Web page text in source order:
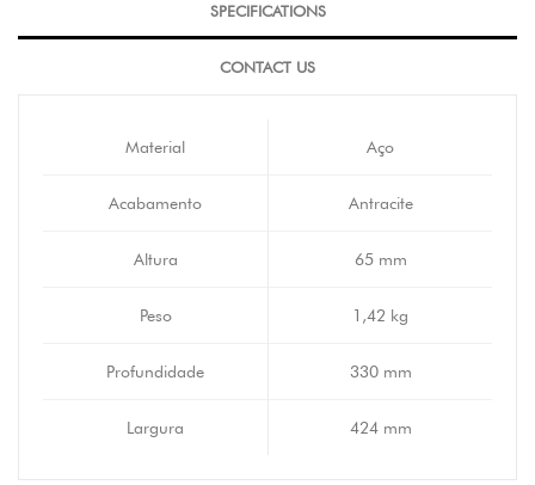
SPECIFICATIONS
CONTACT US
Material Aço
Acabamento Antracite
Altura 65 mm
Peso 1,42 kg
Profundidade 330 mm
Largura 424 mm